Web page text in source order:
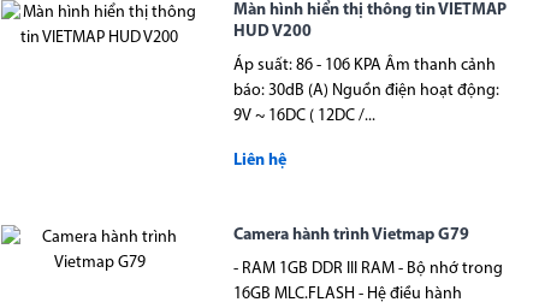
Màn hình hiển thị thông tin VIETMAP
HUD V200
Áp suất: 86 - 106 KPA Âm thanh cảnh
báo: 30dB (A) Nguồn điện hoạt động:
9V ~ 16DC ( 12DC /...
Liên hệ
Camera hành trình Vietmap G79
- RAM 1GB DDR III RAM - Bộ nhớ trong
16GB MLC.FLASH - Hệ điều hành